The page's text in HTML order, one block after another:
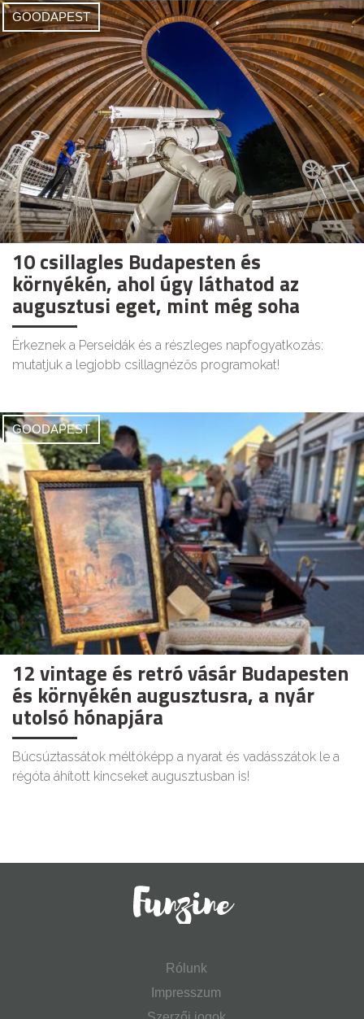
GOODAPEST
10 csillagles Budapesten és
környékén, ahol úgy láthatod az
augusztusi eget, mint még soha
Érkeznek a Perseidák és a részleges napfogyatkozás:
mutatjuk a legjobb csillagnézős programokat!
GOODAPEST
12 vintage és retró vásár Budapesten
és környékén augusztusra, a nyár
utolsó hónapjára
Búcsúztassátok méltóképp a nyarat és vadásszátok le a
régóta áhított kincseket augusztusban is!
Rólunk
Impresszum